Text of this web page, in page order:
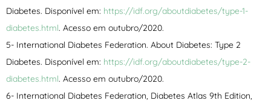
Diabetes. Disponível em: https://idf.org/aboutdiabetes/type-1-
diabetes.html. Acesso em outubro/2020.
5- International Diabetes Federation. About Diabetes: Type 2
Diabetes. Disponível em: https://idf.org/aboutdiabetes/type-2-
diabetes.html. Acesso em outubro/2020.
6- International Diabetes Federation, Diabetes Atlas 9th Edition,